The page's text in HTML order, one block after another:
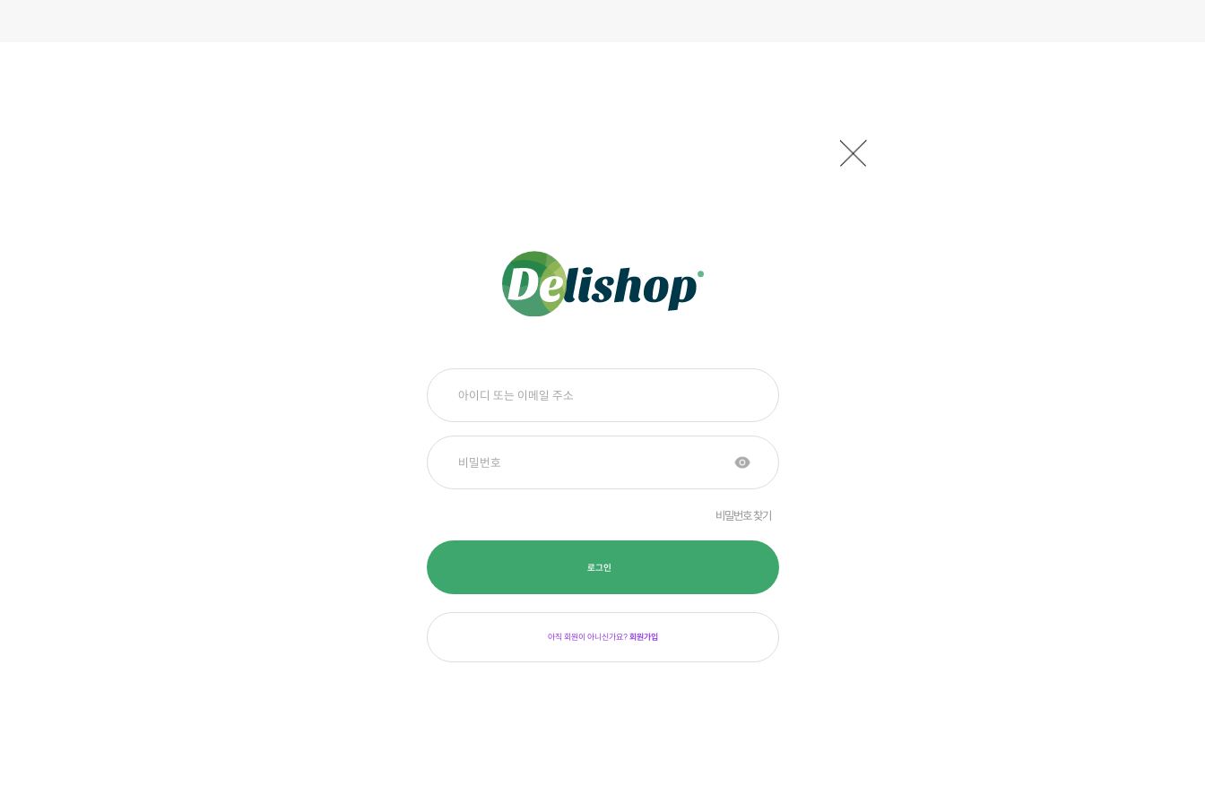
비밀번호 찾기
로그인
아직 회원이 아니신가요?회원가입